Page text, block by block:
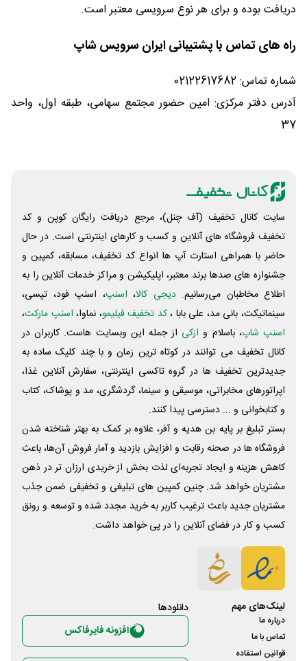
دریافت بوده و برای هر نوع سرویسی معتبر است.
راه های تماس با پشتیبانی ایران سرویس شاپ
شماره تماس: 02122617682
آدرس دفتر مرکزی: امین حضور مجتمع سهامی، طبقه اول، واحد
37
سایت کانال تخفیف (آف چنل)، مرجع دریافت رایگان کوپن و کد
تخفیف فروشگاه های آنلاین و کسب و‌ کارهای اینترنتی است. در حال
حاضر با همراهی استارت آپ ها انواع کد تخفیف، مسابقه، کمپین و
جشنواره های صدها برند معتبر، اپلیکیشن و مراکز خدمات آنلاین را به
اطلاع مخاطبان می‌رسانیم. دیجی کالا، اسنپ، اسنپ فود، تپسی،
سینماتیکت، بانی مد، علی‌ بابا ،کد تخفیف فیلیمو، نماوا، اسنپ مارکت،
اسنپ شاپ، باسلام و ازکی از جمله این وبسایت ‌هاست. کاربران در
کانال تخفیف می توانند در کوتاه ترین زمان و با چند کلیک ساده به
جدیدترین تخفیف ها در گروه تاکسی اینترنتی، سفارش آنلاین غذا،
اپراتورهای مخابراتی، موسیقی و سینما، گردشگری، مد و پوشاک، کتاب
و کتابخوانی و ... دسترسی پیدا کنند.
بستر تبلیغ بر پایه بن هدیه و آفر، علاوه بر کمک به بهتر شناخته شدن
فروشگاه ها در صحنه رقابت و افزایش بازدید و آمار فروش آن‌ها، باعث
کاهش هزینه و ایجاد تجربه‌ای لذت بخش از خریدی ارزان تر در ذهن
مشتریان خواهد شد. چنین کمپین های تبلیغی و تخفیفی ضمن جذب
مشتریان جدید باعث ترغیب کاربر به خرید مجدد شده و توسعه و رونق
کسب و کار در فضای آنلاین را در پی خواهد داشت.
لینک‌های مهم
درباره ما
تماس با ما
قوانین استفاده
دانلود‌ها
افزونه فایرفاکس